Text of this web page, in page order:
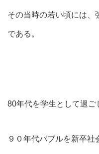
その当時の若い頃には、
である。
80年代を学生として過ご
９０年代バブルを新卒社